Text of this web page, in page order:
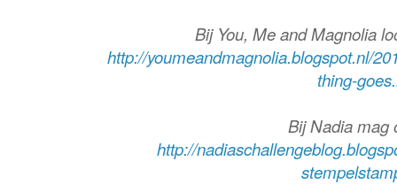
Bij You, Me and Magnolia
http://youmeandmagnolia.blogspot.nl/
thing-
Bij Nadia mag
http://